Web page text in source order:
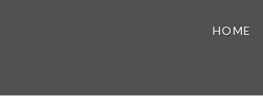
HOME